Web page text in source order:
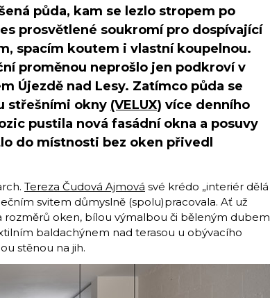
půda, kam se lezlo stropem po
prosvětlené soukromí pro dospívající
spacím koutem i vlastní koupelnou.
proměnou neprošlo jen podkroví v
Újezdě nad Lesy. Zatímco půda se
střešními okny (VELUX) více denního
pustila nová fasádní okna a posuvy
do místnosti bez oken přivedl
Tereza Čudová Ajmová své krédo „interiér dělá
svitem důmyslně (spolu)pracovala. Ať už
oken, bílou výmalbou či běleným dubem
baldachýnem nad terasou u obývacího
stěnou na jih.